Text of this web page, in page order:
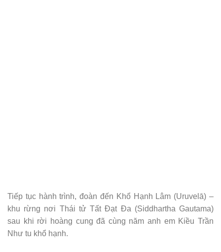
Tiếp tục hành trình, đoàn đến Khổ Hạnh Lâm (Uruvelā) –
khu rừng nơi Thái tử Tất Đạt Đa (Siddhartha Gautama)
sau khi rời hoàng cung đã cùng năm anh em Kiều Trần
Như tu khổ hạnh.